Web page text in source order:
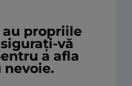
au propriile
vă
a afla
nevoie.